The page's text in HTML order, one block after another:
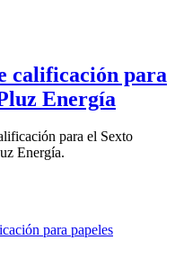
calificación para
Energía
para el Sexto
Energía.